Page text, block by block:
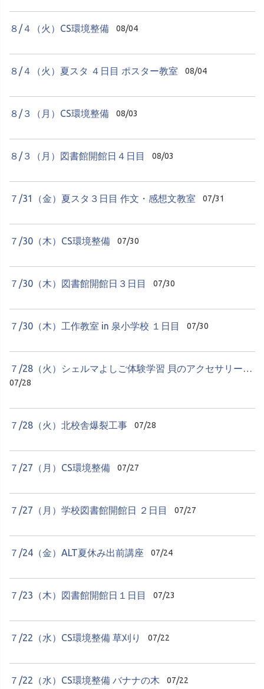
８/４（火）CS環境整備 08/04
８/４（火）夏スタ ４日目 ポスター教室 08/04
８/３（月）CS環境整備 08/03
８/３（月）図書館開館日４日目 08/03
７/31（金）夏スタ３日目 作文・感想文教室 07/31
７/30（木）CS環境整備 07/30
７/30（木）図書館開館日３日目 07/30
７/30（木）工作教室 in 泉小学校 １日目 07/30
７/28（火）シェルマよしご体験学習 貝のアクセサリーづくり
07/28
７/28（火）北校舎爆裂工事 07/28
７/27（月）CS環境整備 07/27
７/27（月）学校図書館開館日 ２日目 07/27
７/24（金）ALT夏休み出前講座 07/24
７/23（木）図書館開館日１日目 07/23
７/22（水）CS環境整備 草刈り 07/22
７/22（水）CS環境整備 バナナの木 07/22